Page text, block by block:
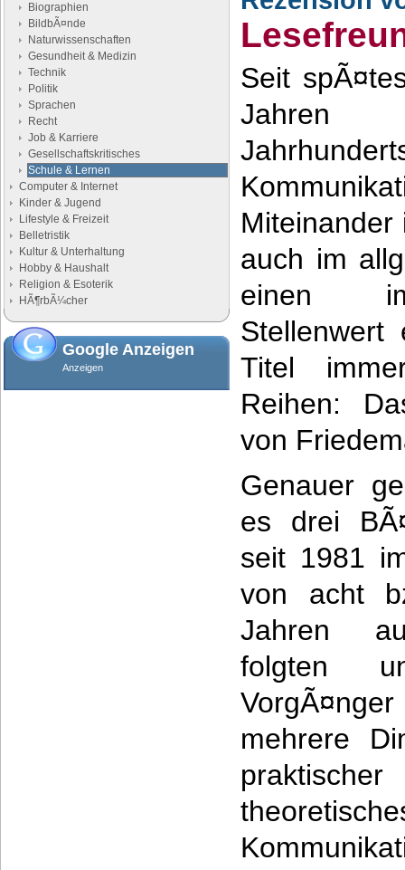
Biographien
BildbÃ¤nde
Naturwissenschaften
Gesundheit & Medizin
Technik
Politik
Sprachen
Recht
Job & Karriere
Gesellschaftskritisches
Schule & Lernen
Computer & Internet
Kinder & Jugend
Lifestyle & Freizeit
Belletristik
Kultur & Unterhaltung
Hobby & Haushalt
Religion & Esoterik
HÃ¶rbÃ¼cher
Google Anzeigen
Anzeigen
Seit
Jahren
auch im
einen
Titel
Reihen:
von
Genauer
es drei
seit 1981
von acht
Jahren
folgten
mehrere